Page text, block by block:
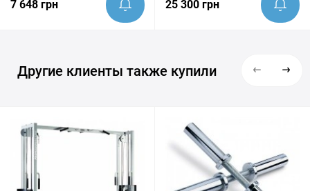
7 648 грн 25 300 грн
Другие клиенты также купили